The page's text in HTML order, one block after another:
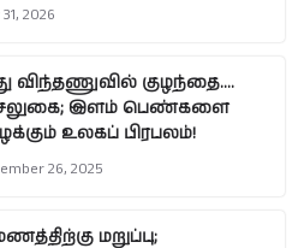
31, 2026
விந்தணுவில் குழந்தை….
இளம் பெண்களை
உலகப் பிரபலம்!
26, 2025
மறுப்பு;